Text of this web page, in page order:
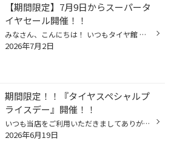
【期間限定】7月9日からスーパータ
イヤセール開催！！
みなさん、こんにちは！ いつもタイヤ館 目白店をご利用いただき 誠にありがとうございます。 7月9日から8月9日までの1ヶ月間 コックピット、タイヤ館では 期間限定！！で お得にお買い求めいただける スーパータイヤセール を開催いたします。 対象者は アプリをダウンロードいただいたお客様全員 ...
2026年7月2日
期間限定！！『タイヤスペシャルプ
ライスデー』開催！！
いつも当店をご利用いただきましてありがとうございます。 6/19(金)～6/28(日)まで、コクピット・タイヤ館におきまして、 期間限定！ サイズ限定！！ 数量限定！！！ お得にお買い求めいただける、「タイヤスペシャルプライスデー」がスタートします！ お得なタイヤのご紹介！！ ワゴンR、N-BOX、タ...
2026年6月19日